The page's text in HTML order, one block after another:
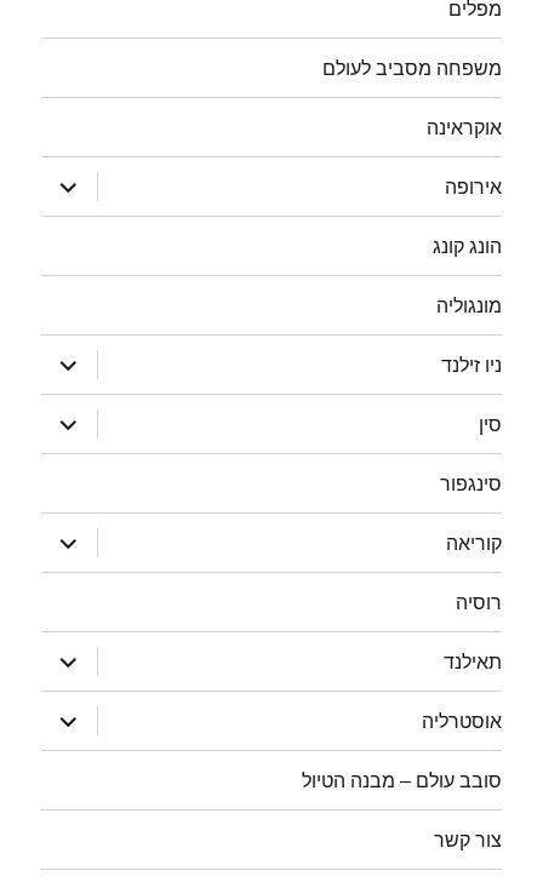
מפלים
משפחה מסביב לעולם
אוקראינה
אירופה
הצג
תפריט
הונג קונג
מונגוליה
ניו זילנד
הצג
תפריט
סין
הצג
תפריט
סינגפור
קוריאה
הצג
תפריט
רוסיה
תאילנד
הצג
תפריט
אוסטרליה
הצג
תפריט
סובב עולם – מבנה הטיול
צור קשר